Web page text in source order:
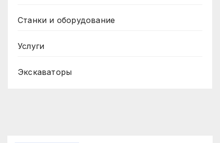
Станки и оборудование
Услуги
Экскаваторы